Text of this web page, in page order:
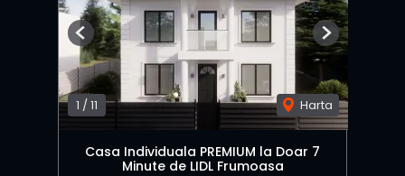
1 /11 Harta
Previous Next
Casa Individuala PREMIUM la Doar 7
Minute de LIDL Frumoasa